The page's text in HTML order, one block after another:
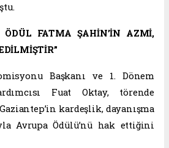
ÖDÜL FATMA ŞAHİN’İN AZMİ,
Başkanı ve 1. Dönem
Fuat Oktay, törende
kardeşlik, dayanışma
Avrupa Ödülü’nü hak ettiğini